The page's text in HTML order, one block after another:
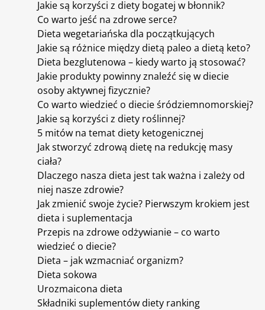
Jakie są korzyści z diety bogatej w błonnik?
Co warto jeść na zdrowe serce?
Dieta wegetariańska dla początkujących
Jakie są różnice między dietą paleo a dietą keto?
Dieta bezglutenowa – kiedy warto ją stosować?
Jakie produkty powinny znaleźć się w diecie
osoby aktywnej fizycznie?
Co warto wiedzieć o diecie śródziemnomorskiej?
Jakie są korzyści z diety roślinnej?
5 mitów na temat diety ketogenicznej
Jak stworzyć zdrową dietę na redukcję masy
ciała?
Dlaczego nasza dieta jest tak ważna i zależy od
niej nasze zdrowie?
Jak zmienić swoje życie? Pierwszym krokiem jest
dieta i suplementacja
Przepis na zdrowe odżywianie – co warto
wiedzieć o diecie?
Dieta – jak wzmacniać organizm?
Dieta sokowa
Urozmaicona dieta
Składniki suplementów diety ranking